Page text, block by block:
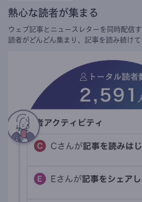
熱心な読者が集まる
ウェブ記事とニュースレターを同時配信
読者がどんどん集まり、記事を読み続けて